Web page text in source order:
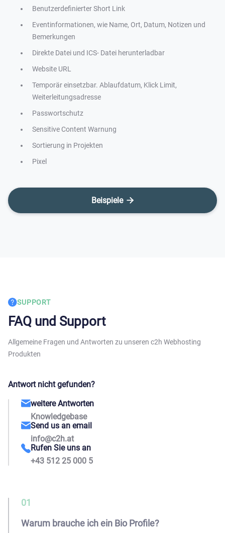
Benutzerdefinierter Short Link
Eventinformationen, wie Name, Ort, Datum, Notizen und
Bemerkungen
Direkte Datei und ICS- Datei herunterladbar
Website URL
Temporär einsetzbar. Ablaufdatum, Klick Limit,
Weiterleitungsadresse
Passwortschutz
Sensitive Content Warnung
Sortierung in Projekten
Pixel
Beispiele 
SUPPORT
FAQ und Support
Allgemeine Fragen und Antworten zu unseren c2h Webhosting
Produkten
Antwort nicht gefunden?
weitere Antworten
Knowledgebase
Send us an email
info@c2h.at
Rufen Sie uns an
+43 512 25 000 5
01
Warum brauche ich ein Bio Profile?